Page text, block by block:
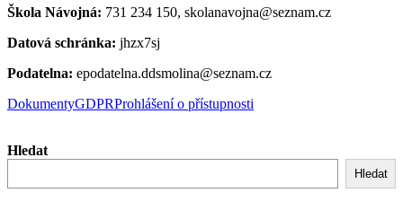
Škola Návojná: 731 234 150, skolanavojna@seznam.cz
Datová schránka: jhzx7sj
Podatelna: epodatelna.ddsmolina@seznam.cz
DokumentyGDPRProhlášení o přístupnosti
Hledat
Hledat